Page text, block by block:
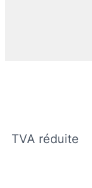
TVA réduite